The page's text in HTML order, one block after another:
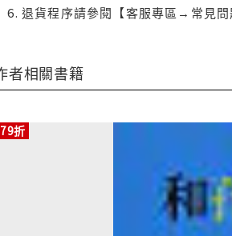
退貨程序請參閱【客服專區→常見
者相關書籍
79折